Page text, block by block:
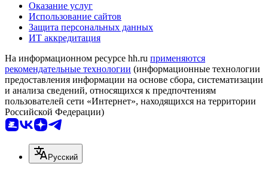
Оказание услуг
Использование сайтов
Защита персональных данных
ИТ аккредитация
На информационном ресурсе hh.ru применяются
рекомендательные технологии (информационные технологии
предоставления информации на основе сбора, систематизации
и анализа сведений, относящихся к предпочтениям
пользователей сети «Интернет», находящихся на территории
Российской Федерации)
Русский